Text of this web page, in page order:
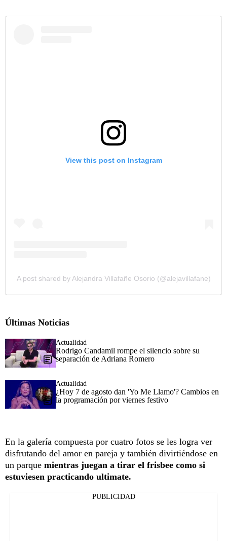
View this post on Instagram
A post shared by Alejandra Villafañe Osorio (@alejavillafane)
Últimas Noticias
Actualidad
Rodrigo Candamil rompe el silencio sobre su
separación de Adriana Romero
Actualidad
¿Hoy 7 de agosto dan 'Yo Me Llamo'? Cambios en
la programación por viernes festivo
En la galería compuesta por cuatro fotos se les logra ver
disfrutando del amor en pareja y también divirtiéndose en
un parque mientras juegan a tirar el frisbee como si
estuviesen practicando ultimate.
PUBLICIDAD